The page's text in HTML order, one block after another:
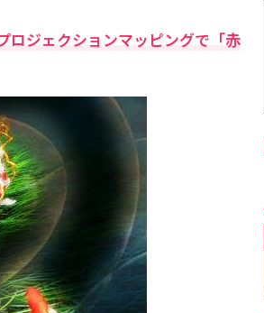
ロジェクションマッピングで「赤